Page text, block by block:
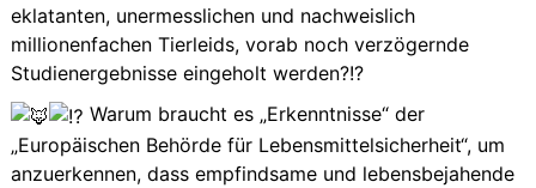
eklatanten, unermesslichen und nachweislich
millionenfachen Tierleids, vorab noch verzögernde
Studienergebnisse eingeholt werden?!?
Warum braucht es „Erkenntnisse“ der
„Europäischen Behörde für Lebensmittelsicherheit“, um
anzuerkennen, dass empfindsame und lebensbejahende